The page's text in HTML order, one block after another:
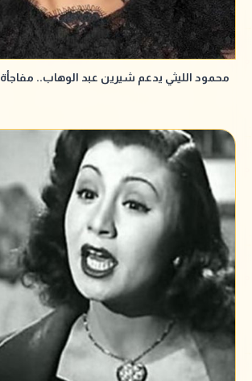
محمود الليثي يدعم شيرين عبد الوهاب..